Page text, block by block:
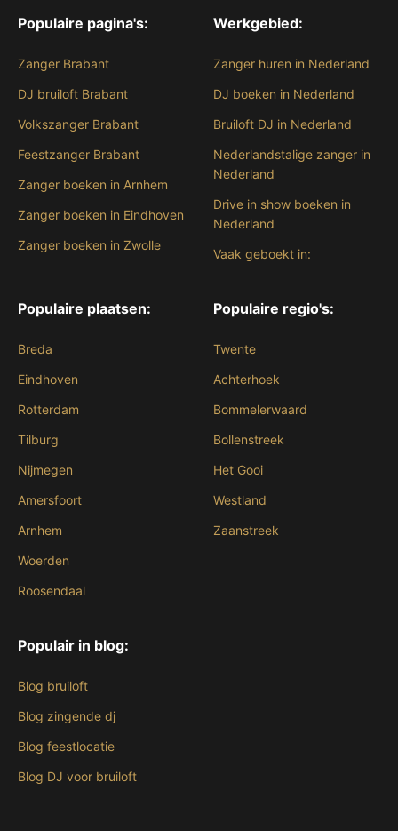
Populaire pagina's:
Zanger Brabant
DJ bruiloft Brabant
Volkszanger Brabant
Feestzanger Brabant
Zanger boeken in Arnhem
Zanger boeken in Eindhoven
Zanger boeken in Zwolle
Werkgebied:
Zanger huren in Nederland
DJ boeken in Nederland
Bruiloft DJ in Nederland
Nederlandstalige zanger in
Nederland
Drive in show boeken in
Nederland
Vaak geboekt in:
Populaire plaatsen:
Breda
Eindhoven
Rotterdam
Tilburg
Nijmegen
Amersfoort
Arnhem
Woerden
Roosendaal
Populaire regio's:
Twente
Achterhoek
Bommelerwaard
Bollenstreek
Het Gooi
Westland
Zaanstreek
Populair in blog:
Blog bruiloft
Blog zingende dj
Blog feestlocatie
Blog DJ voor bruiloft